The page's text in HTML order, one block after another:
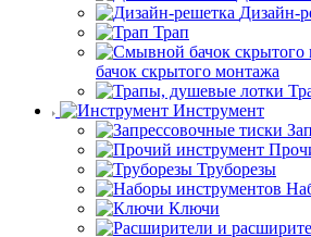
Дизайн-
Трап
бачок скрытого монтажа
Инструмент
Труборезы
Ключи